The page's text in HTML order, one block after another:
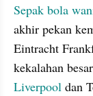
Sepak bola
akhir pekan
Eintracht
Liverpool dan